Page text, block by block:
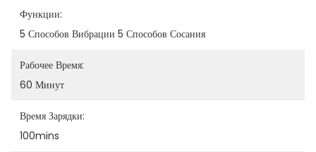
Функции:
5 Способов Вибрации 5 Способов Сосания
Рабочее Время:
60 Минут
Время Зарядки:
100mins